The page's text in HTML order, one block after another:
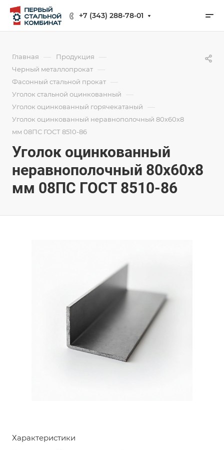
+7 (343) 288-78-01
Главная — Продукция —
Черный металлопрокат —
Фасонный стальной прокат —
Уголок стальной оцинкованный —
Уголок оцинкованный горячекатаный —
Уголок оцинкованный неравнополочный 80х60х8
мм 08ПС ГОСТ 8510-86
Уголок оцинкованный
неравнополочный 80х60х8
мм 08ПС ГОСТ 8510-86
Характеристики